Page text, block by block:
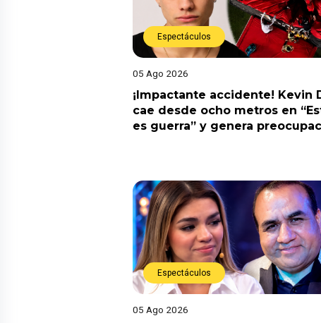
Espectáculos
05 Ago 2026
¡Impactante accidente! Kevin
cae desde ocho metros en
es guerra” y genera
Espectáculos
05 Ago 2026